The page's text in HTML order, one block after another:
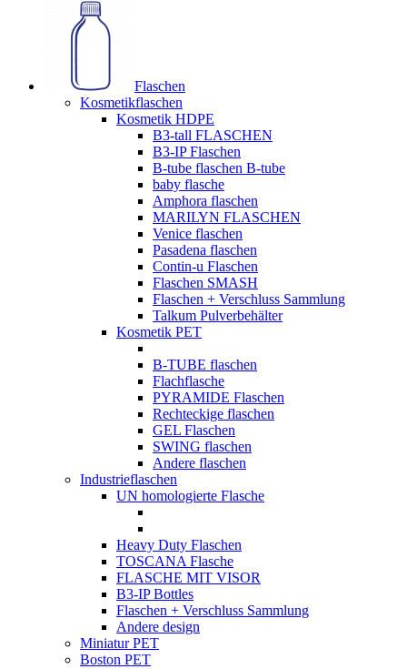
Flaschen
Kosmetikflaschen
Kosmetik HDPE
B3-tall FLASCHEN
B3-IP Flaschen
B-tube flaschen B-tube
baby flasche
Amphora flaschen
MARILYN FLASCHEN
Venice flaschen
Pasadena flaschen
Contin-u Flaschen
Flaschen SMASH
Flaschen + Verschluss Sammlung
Talkum Pulverbehälter
Kosmetik PET
B-TUBE flaschen
Flachflasche
PYRAMIDE Flaschen
Rechteckige flaschen
GEL Flaschen
SWING flaschen
Andere flaschen
Industrieflaschen
UN homologierte Flasche
Heavy Duty Flaschen
TOSCANA Flasche
FLASCHE MIT VISOR
B3-IP Bottles
Flaschen + Verschluss Sammlung
Andere design
Miniatur PET
Boston PET